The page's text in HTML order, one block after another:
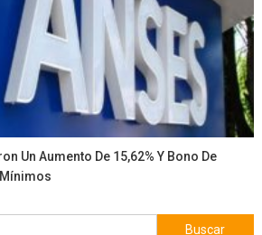
Un Aumento De 15,62% Y Bono De
Buscar: